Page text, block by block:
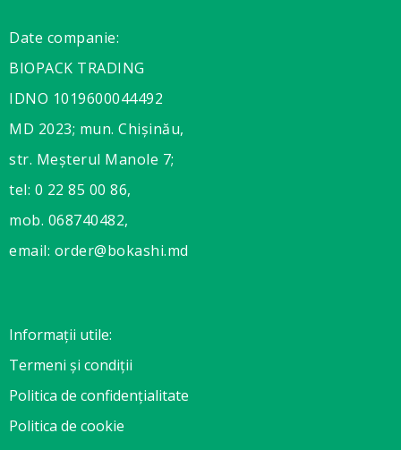
Date companie:
BIOPACK TRADING
IDNO 1019600044492
MD 2023; mun. Chișinău,
str. Meșterul Manole 7;
tel: 0 22 85 00 86,
mob. 068740482,
email: order@bokashi.md
Informații utile:
Termeni și condiții
Politica de confidențialitate
Politica de cookie